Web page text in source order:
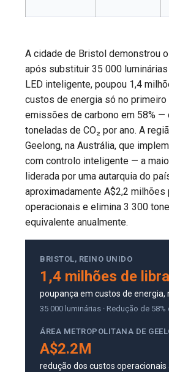
A cidade de Bristol demonstrou
após substituir 35 000
LED inteligente, poupou 1,4
custos de energia só no primeiro
emissões de carbono em 58% —
toneladas de CO₂ por ano. A
Geelong, na Austrália, que
com controlo inteligente — a
liderada por uma autarquia do
aproximadamente A$2,2 milhões
operacionais e elimina 3 300
equivalente anualmente.
BRISTOL, REINO UNIDO
1,4 milhões de
poupança em custos de energia,
35 000 luminárias · Redução de 58%
ÁREA METROPOLITANA DE
A$2.2M
redução dos custos operacionais